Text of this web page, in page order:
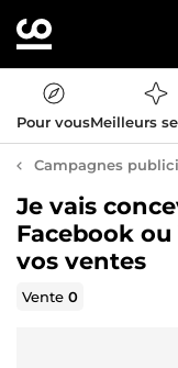
Pour vousMeilleurs
Campagnes
Je vais
Facebook
vos ventes
Vente0